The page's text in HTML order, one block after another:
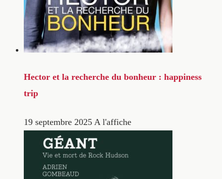
Hector et la recherche du bonheur : happiness
trip
19 septembre 2025 A l'affiche